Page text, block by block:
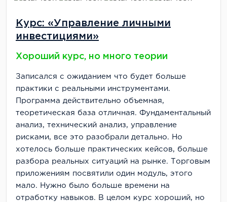
Курс: «Управление личными
инвестициями»
Хороший курс, но много теории
Записался с ожиданием что будет больше
практики с реальными инструментами.
Программа действительно объемная,
теоретическая база отличная. Фундаментальный
анализ, технический анализ, управление
рисками, все это разобрали детально. Но
хотелось больше практических кейсов, больше
разбора реальных ситуаций на рынке. Торговым
приложениям посвятили один модуль, этого
мало. Нужно было больше времени на
отработку навыков. В целом курс хороший, но